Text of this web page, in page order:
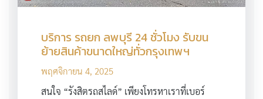
บริการ รถยก ลพบุรี 24 ชั่วโมง รับขน
ย้ายสินค้าขนาดใหญ่ทั่วกรุงเทพฯ
พฤศจิกายน 4, 2025
สนใจ “รังสิตรถสไลด์” เพียงโทรหาเราที่เบอร์